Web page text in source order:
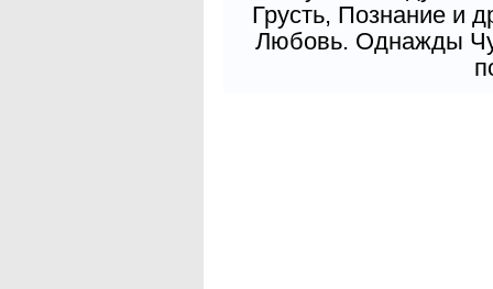
Грусть, Познание и
Любовь. Однажды